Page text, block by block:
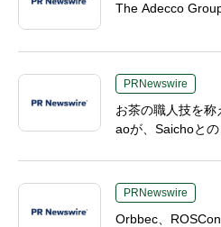
The Adecco
PRNewswire
お茶の職人技を
aoが、Saichoとの
PRNewswire
Orbbec、